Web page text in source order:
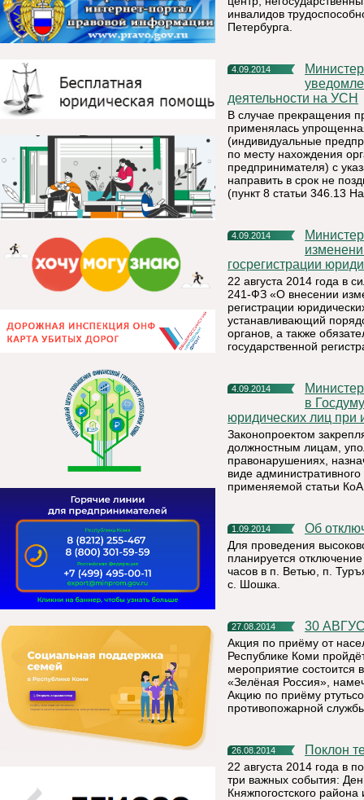
инвалидов
Петербурга.
4.09.2014
Министерство экономического развития сообщает о порядке
деятельности на УСН
В случае прекращения
применялась
(индивидуальные
по месту нахождения
предпринимателя) с
направить в срок не
(пункт 8 статьи 346.13
4.09.2014
Министерство экономического развития сообщает об
госрегистрации
22 августа 2014 года в
241-ФЗ «О внесении
регистрации
устанавливающий
органов, а также
государственной
4.09.2014
Министерство экономического развития сообщает о внесении
в
юридических лиц при
Законопроектом
должностным лицам,
правонарушениях,
виде
применяемой статьи
1.09.2014 Об
Для проведения
планируется
часов в п. Ветью, п.
с. Шошка.
27.08.2014 30
Акция по приёму от
Республике Коми
мероприятие состоится
«Зелёная Россия»,
Акцию по приёму
противопожарной
26.08.2014 Поклон
22 августа 2014 года в
три важных события:
Княжпогостского